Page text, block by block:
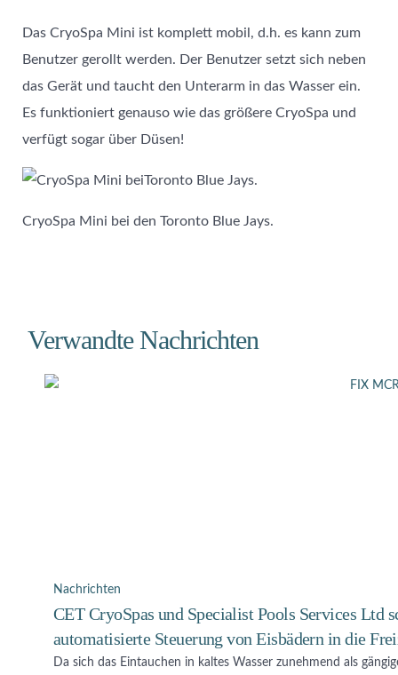
Das CryoSpa Mini ist komplett mobil, d.h. es kann zum
Benutzer gerollt werden. Der Benutzer setzt sich neben
das Gerät und taucht den Unterarm in das Wasser ein.
Es funktioniert genauso wie das größere CryoSpa und
verfügt sogar über Düsen!
CryoSpa Mini bei den Toronto Blue Jays.
Verwandte Nachrichten
Nachrichten
CET CryoSpas und Specialist Pools Services Ltd
automatisierte Steuerung von Eisbädern in die
Da sich das Eintauchen in kaltes Wasser zunehmend als